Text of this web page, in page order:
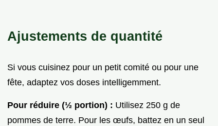
Ajustements de quantité
Si vous cuisinez pour un petit comité ou pour une
fête, adaptez vos doses intelligemment.
Pour réduire (½ portion) : Utilisez 250 g de
pommes de terre. Pour les œufs, battez en un seul